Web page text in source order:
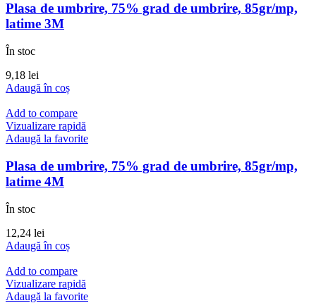
Plasa de umbrire, 75% grad de umbrire, 85gr/mp,
latime 3M
În stoc
9,18 lei
Adaugă în coș
Add to compare
Vizualizare rapidă
Adaugă la favorite
Plasa de umbrire, 75% grad de umbrire, 85gr/mp,
latime 4M
În stoc
12,24 lei
Adaugă în coș
Add to compare
Vizualizare rapidă
Adaugă la favorite